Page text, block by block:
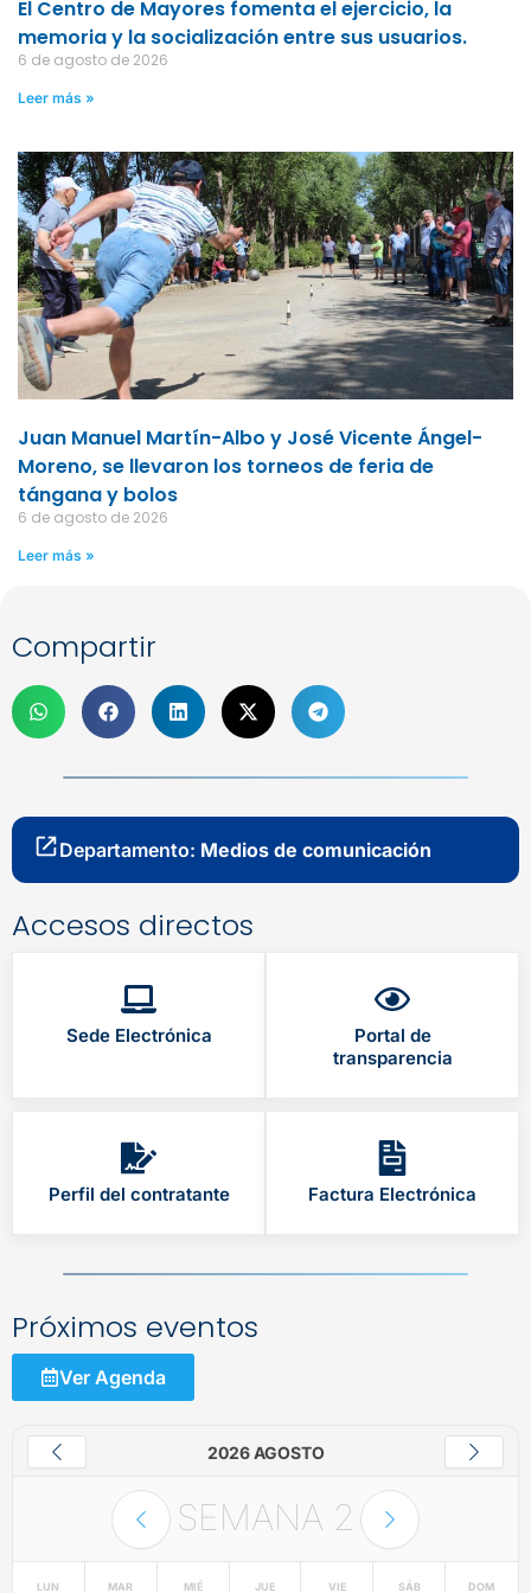
El Centro de Mayores fomenta el ejercicio, la
memoria y la socialización entre sus usuarios.
6 de agosto de 2026
Leer más »
Juan Manuel Martín-Albo y José Vicente Ángel-
Moreno, se llevaron los torneos de feria de
tángana y bolos
6 de agosto de 2026
Leer más »
Compartir
Departamento: Medios de comunicación
Accesos directos
Sede Electrónica
Portal de
transparencia
Perfil del contratante Factura Electrónica
Próximos eventos
Ver Agenda
2026 AGOSTO
SEMANA 2
LUN MAR MIÉ JUE VIE SÁB DOM